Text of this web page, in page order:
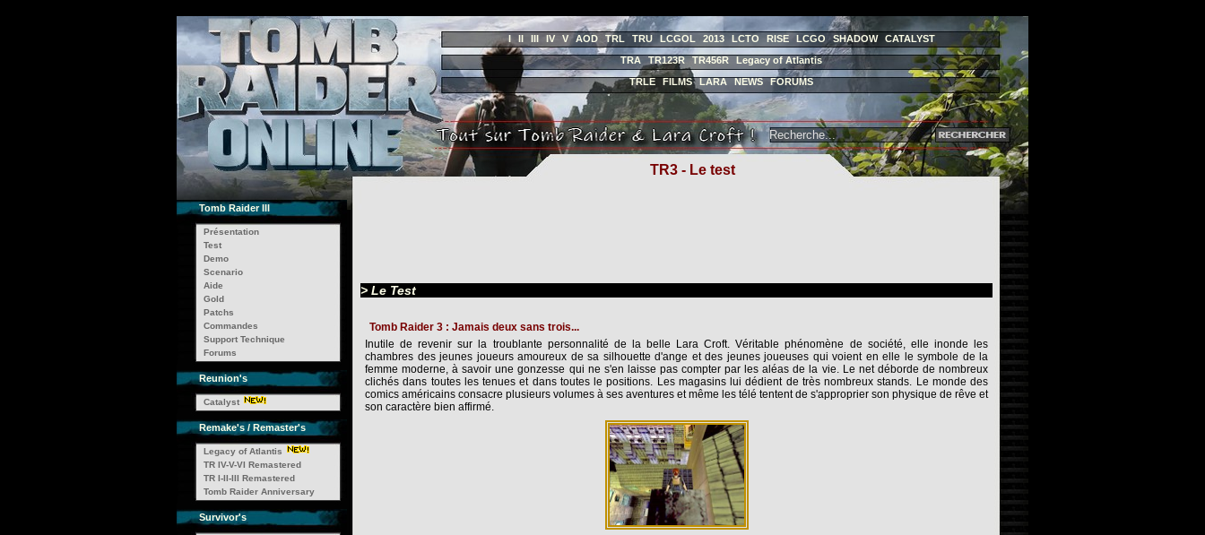
I II III IV V AOD TRL TRU LCGOL 2013 LCTO RISE LCGO SHADOW
CATALYST
TRA
TR123R TR456R
Legacy of Atlantis
TRLE
FILMS LARA NEWS FORUMS
Tomb Raider III
Présentation
Test
Demo
Scenario
Aide
Gold
Patchs
Commandes
Support Technique
Forums
Reunion's
Catalyst
Remake's / Remaster's
Legacy of Atlantis
TR IV-V-VI Remastered
TR I-II-III Remastered
Tomb Raider Anniversary
Survivor's
TR3 - Le test
> Le Test
Tomb Raider 3 : Jamais deux sans trois...
Inutile de revenir sur la troublante personnalité de la belle Lara Croft. Véritable phénomène de société, elle inonde les
chambres des jeunes joueurs amoureux de sa silhouette d'ange et des jeunes joueuses qui voient en elle le symbole de la
femme moderne, à savoir une gonzesse qui ne s'en laisse pas compter par les aléas de la vie. Le net déborde de nombreux
clichés dans toutes les tenues et dans toutes le positions. Les magasins lui dédient de très nombreux stands. Le monde des
comics américains consacre plusieurs volumes à ses aventures et même les télé tentent de s'approprier son physique de rêve et
son caractère bien affirmé.